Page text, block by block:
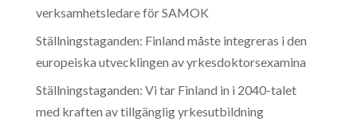
verksamhetsledare för SAMOK
Ställningstaganden: Finland måste integreras i den
europeiska utvecklingen av yrkesdoktorsexamina
Ställningstaganden: Vi tar Finland in i 2040-talet
med kraften av tillgänglig yrkesutbildning